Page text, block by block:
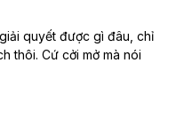
quyết được gì đâu, chỉ
thôi. Cứ cởi mở mà nói